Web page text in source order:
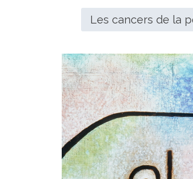
Les cancers de la